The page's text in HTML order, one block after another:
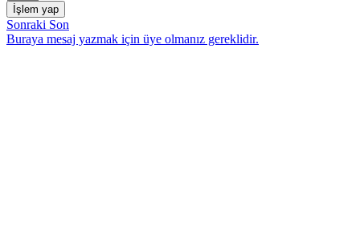
İşlem yap
Sonraki Son
Buraya mesaj yazmak için üye olmanız gereklidir.